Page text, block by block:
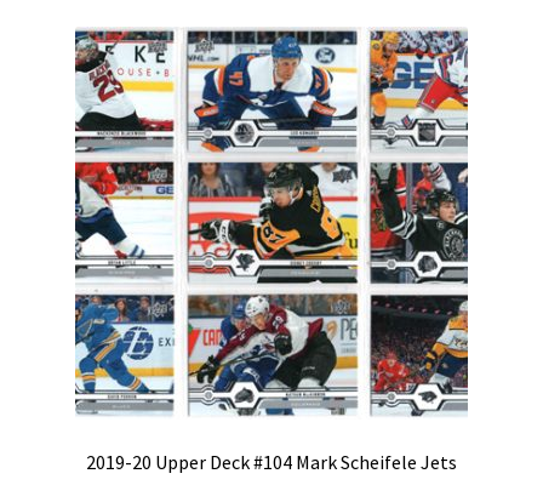
2019-20 Upper Deck #104 Mark Scheifele Jets